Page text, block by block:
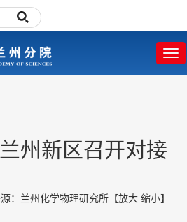
州新区召开对接
：兰州化学物理研究所 【放大 缩小】